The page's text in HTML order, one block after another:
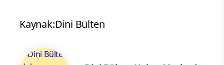
Kaynak:Dini Bülten